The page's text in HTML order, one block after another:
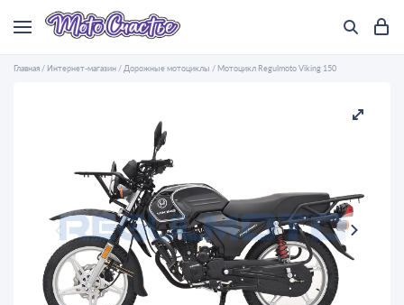
Главная / Интернет-магазин / Дорожные мотоциклы / Мотоцикл Regulmoto Viking 150